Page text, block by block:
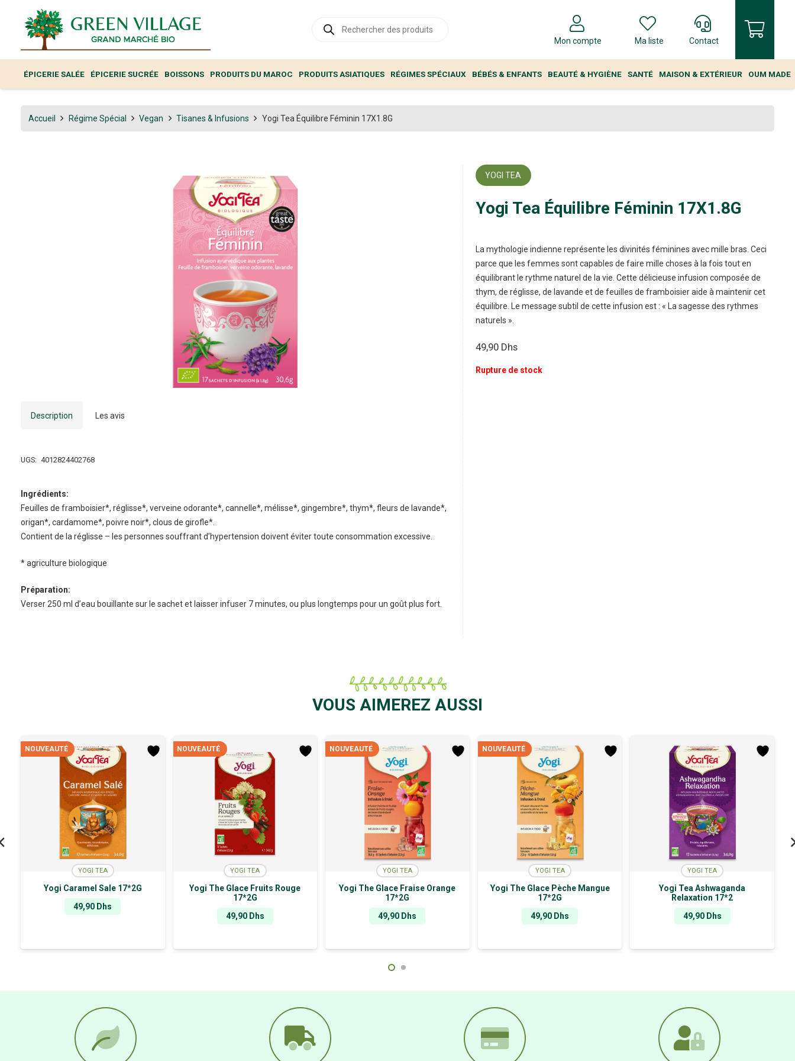
produits
Mon compte Ma liste Contact
ÉPICERIE SALÉE ÉPICERIE SUCRÉE BOISSONS PRODUITS DU MAROC PRODUITS ASIATIQUES RÉGIMES SPÉCIAUX BÉBÉS & ENFANTS BEAUTÉ & HYGIÈNE SANTÉ MAISON & EXTÉRIEUR OUM MADE
Accueil Régime Spécial Vegan Tisanes & Infusions Yogi Tea Équilibre Féminin 17X1.8G
Description Les avis
UGS: 4012824402768
Ingrédients:
Feuilles de framboisier*, réglisse*, verveine odorante*, cannelle*, mélisse*, gingembre*, thym*, fleurs de lavande*,
origan*, cardamome*, poivre noir*, clous de girofle*.
Contient de la réglisse – les personnes souffrant d’hypertension doivent éviter toute consommation excessive.
* agriculture biologique
Préparation:
Verser 250 ml d’eau bouillante sur le sachet et laisser infuser 7 minutes, ou plus longtemps pour un goût plus fort.
YOGI TEA
Yogi Tea Équilibre Féminin 17X1.8G
La mythologie indienne représente les divinités féminines avec mille bras. Ceci
parce que les femmes sont capables de faire mille choses à la fois tout en
équilibrant le rythme naturel de la vie. Cette délicieuse infusion composée de
thym, de réglisse, de lavande et de feuilles de framboisier aide à maintenir cet
équilibre. Le message subtil de cette infusion est : « La sagesse des rythmes
naturels ».
49,90 Dhs
Rupture de stock
VOUS AIMEREZ AUSSI
NOUVEAUTÉ
YOGI TEA
Yogi Caramel Sale 17*2G
49,90 Dhs
NOUVEAUTÉ
YOGI TEA
Yogi The Glace Fruits Rouge
17*2G
49,90 Dhs
NOUVEAUTÉ
YOGI TEA
Yogi The Glace Fraise Orange
17*2G
49,90 Dhs
NOUVEAUTÉ
YOGI TEA
Yogi The Glace Pèche Mangue
17*2G
49,90 Dhs
YOGI TEA
Yogi Tea Ashwaganda
Relaxation 17*2
49,90 Dhs